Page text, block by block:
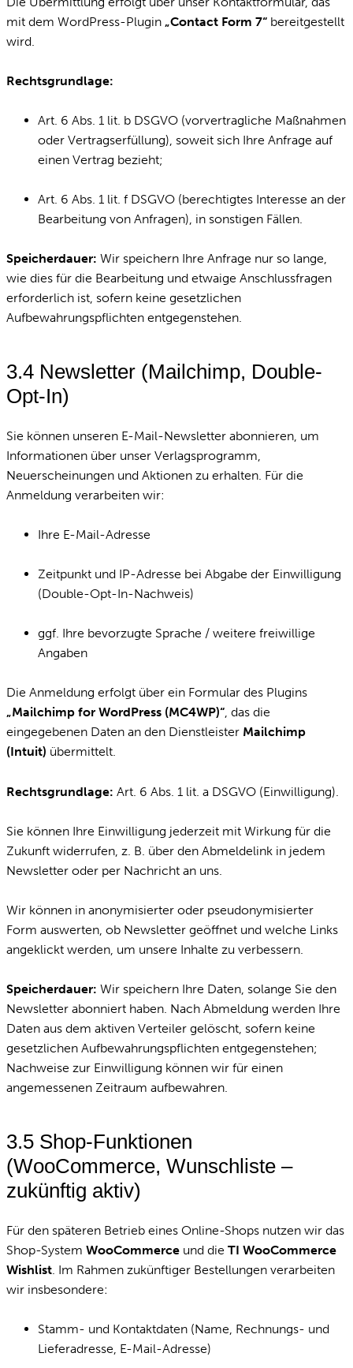
mit dem WordPress-Plugin „Contact Form 7“ bereitgestellt
wird.
Rechtsgrundlage:
Art. 6 Abs. 1 lit. b DSGVO (vorvertragliche Maßnahmen
oder Vertragserfüllung), soweit sich Ihre Anfrage auf
einen Vertrag bezieht;
Art. 6 Abs. 1 lit. f DSGVO (berechtigtes Interesse an der
Bearbeitung von Anfragen), in sonstigen Fällen.
Speicherdauer: Wir speichern Ihre Anfrage nur so lange,
wie dies für die Bearbeitung und etwaige Anschlussfragen
erforderlich ist, sofern keine gesetzlichen
Aufbewahrungspflichten entgegenstehen.
3.4 Newsletter (Mailchimp, Double-
Opt-In)
Sie können unseren E-Mail-Newsletter abonnieren, um
Informationen über unser Verlagsprogramm,
Neuerscheinungen und Aktionen zu erhalten. Für die
Anmeldung verarbeiten wir:
Ihre E-Mail-Adresse
Zeitpunkt und IP-Adresse bei Abgabe der Einwilligung
(Double-Opt-In-Nachweis)
ggf. Ihre bevorzugte Sprache / weitere freiwillige
Angaben
Die Anmeldung erfolgt über ein Formular des Plugins
„Mailchimp for WordPress (MC4WP)“, das die
eingegebenen Daten an den Dienstleister Mailchimp
(Intuit) übermittelt.
Rechtsgrundlage: Art. 6 Abs. 1 lit. a DSGVO (Einwilligung).
Sie können Ihre Einwilligung jederzeit mit Wirkung für die
Zukunft widerrufen, z. B. über den Abmeldelink in jedem
Newsletter oder per Nachricht an uns.
Wir können in anonymisierter oder pseudonymisierter
Form auswerten, ob Newsletter geöffnet und welche Links
angeklickt werden, um unsere Inhalte zu verbessern.
Speicherdauer: Wir speichern Ihre Daten, solange Sie den
Newsletter abonniert haben. Nach Abmeldung werden Ihre
Daten aus dem aktiven Verteiler gelöscht, sofern keine
gesetzlichen Aufbewahrungspflichten entgegenstehen;
Nachweise zur Einwilligung können wir für einen
angemessenen Zeitraum aufbewahren.
3.5 Shop-Funktionen
(WooCommerce, Wunschliste –
zukünftig aktiv)
Für den späteren Betrieb eines Online-Shops nutzen wir das
Shop-System WooCommerce und die TI WooCommerce
Wishlist . Im Rahmen zukünftiger Bestellungen verarbeiten
wir insbesondere:
Stamm- und Kontaktdaten (Name, Rechnungs- und
Lieferadresse, E-Mail-Adresse)